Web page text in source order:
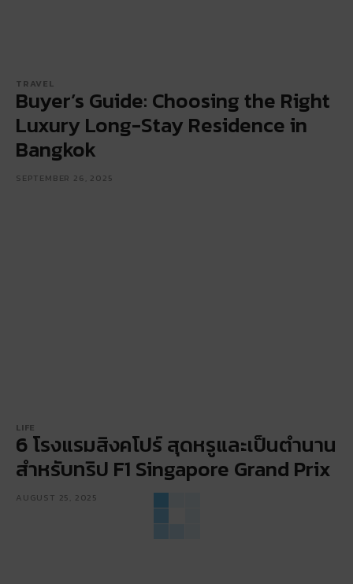
TRAVEL
Buyer’s Guide: Choosing the Right
Luxury Long-Stay Residence in
Bangkok
SEPTEMBER 26, 2025
LIFE
6 โรงแรมสิงคโปร์ สุดหรูและเป็นตำนาน
สำหรับทริป F1 Singapore Grand Prix
AUGUST 25, 2025